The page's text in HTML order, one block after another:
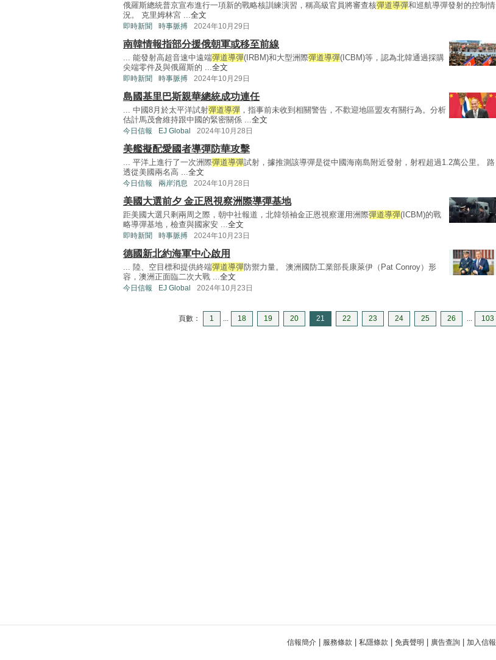
俄羅斯總統普京宣布進行一項新的戰略核訓練演習，稱高級官員將審查核彈道導彈和巡航導彈發射的控制情
況。 克里姆林宮 ...全文
即時新聞 時事脈搏 2024年10月29日
南韓情報指部分援俄朝軍或移至前線
... 能發射高超音速中遠端彈道導彈(IRBM)和大型洲際彈道導彈(ICBM)等，認為北韓通過採購
尖端零件及與俄羅斯的 ...全文
即時新聞 時事脈搏 2024年10月29日
島國基里巴斯親華總統成功連任
... 中國8月於太平洋試射彈道導彈 ，指事前未收到相關警告，不歡迎地區盟友有關行為。分析
估計馬茂會維持跟中國的緊密關係 ...全文
今日信報 EJ Global 2024年10月28日
美艦擬配愛國者導彈防華攻擊
... 平洋上進行了一次洲際彈道導彈試射，據推測該導彈是從中國海南島附近發射，射程超過1.2萬公里。 路
透從美國兩名高 ...全文
今日信報 兩岸消息 2024年10月28日
美國大選前夕 金正恩視察洲際導彈基地
距美國大選只剩兩周之際，朝中社報道，北韓領袖金正恩視察運用洲際彈道導彈(ICBM)的戰
略導彈基地，檢查與國家安 ...全文
即時新聞 時事脈搏 2024年10月23日
德國新北約海軍中心啟用
... 陸、空目標和提供終端彈道導彈防禦力量。 澳洲國防工業部長康萊伊（Pat Conroy）形
容，澳洲正面臨二次大戰 ...全文
今日信報 EJ Global 2024年10月23日
頁數： 1 ... 18 19 20 21 22 23 24 25 26 ... 103
信報簡介 服務條款 私隱條款 免責聲明 廣告查詢 加入信報